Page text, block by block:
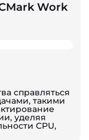
Work
справляться
такими
уделяя
CPU,